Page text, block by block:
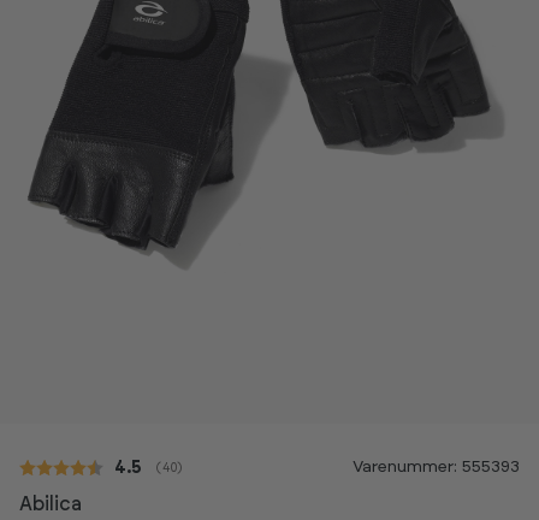
Gennemsnitlig vurdering:
4.5 ( stemmer:
40) Varenummer: 555393
Abilica